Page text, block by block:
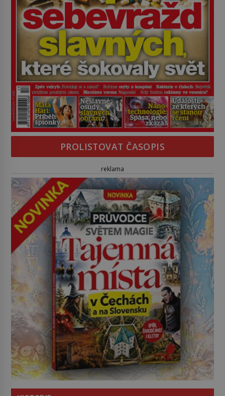
PROLISTOVAT ČASOPIS
reklama